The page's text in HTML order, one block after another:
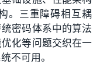
。三重障碍相互耦
密码体系中的算法
化等问题交织在一
不可用。